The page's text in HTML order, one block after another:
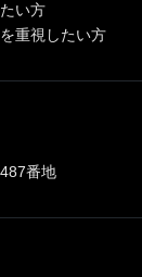
い方
重視したい方
番地